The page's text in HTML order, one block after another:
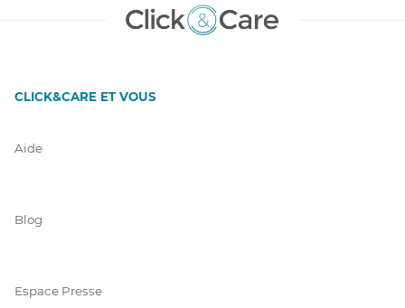
CLICK&CARE ET VOUS
Aide
Blog
Espace Presse